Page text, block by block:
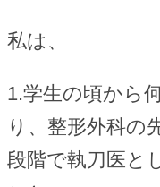
私は、
1.学生の頃から
り、整形外科
段階で執刀医と